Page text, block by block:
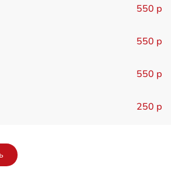
550 р
550 р
550 р
250 р